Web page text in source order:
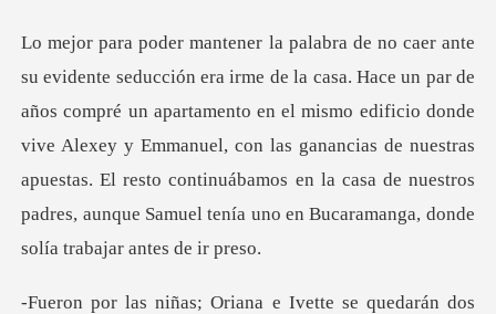
pré un apartamento en el mismo edificio donde
vive Alexey y Emmanuel, con las ganancias de nuestras
apuestas. El resto con